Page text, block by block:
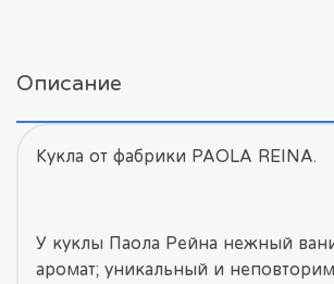
Описание
Кукла от фабрики PAOLA REINA.
У куклы Паола Рейна нежный
аромат; уникальный и